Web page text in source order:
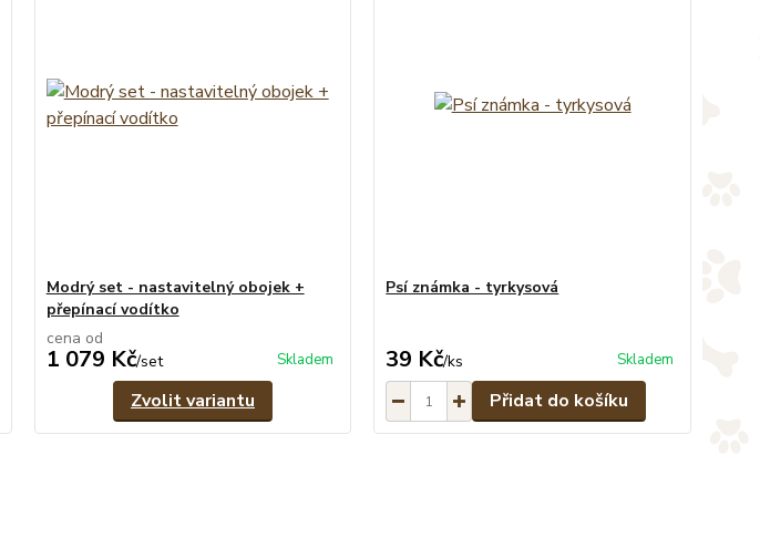
Modrý set - nastavitelný obojek +
přepínací vodítko
cena od
1 079 Kč/set Skladem
Zvolit variantu
Psí známka - tyrkysová
39 Kč/ks Skladem
Přidat do košíku